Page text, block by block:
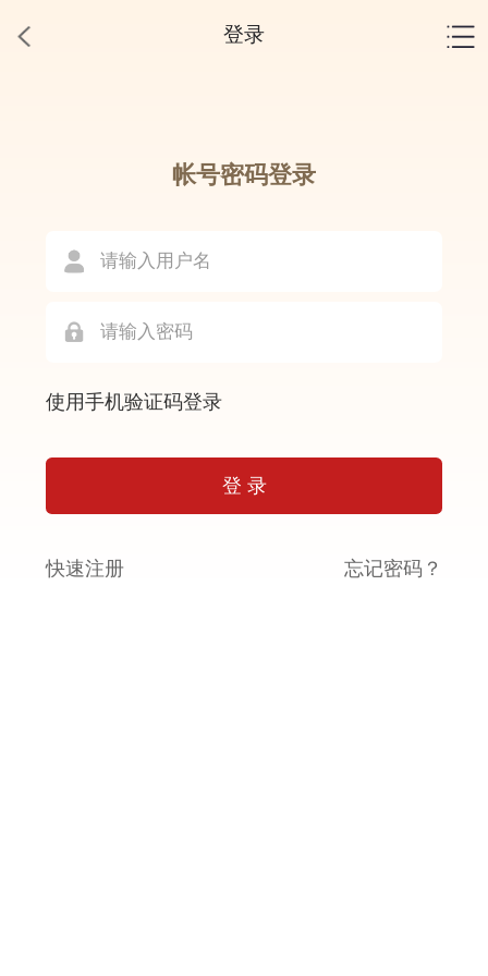
登录
帐号密码登录
使用手机验证码登录
快速注册 忘记密码？